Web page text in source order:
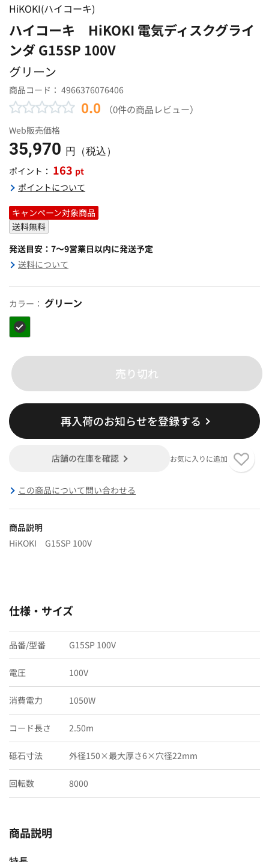
HiKOKI(ハイコーキ)
ハイコーキ HiKOKI 電気ディスクグライ
ンダ G15SP 100V
グリーン
商品コード： 4966376076406
0.0 （0件の商品レビュー）
Web販売価格
35,970 円（税込）
ポイント： 163 pt
ポイントについて
キャンペーン対象商品
送料無料
発送目安：7～9営業日以内に発送予定
送料について
カラー： グリーン
売り切れ
再入荷のお知らせを登録する
店舗の在庫を確認 お気に入りに追加
この商品について問い合わせる
商品説明
HiKOKI G15SP 100V
仕様・サイズ
品番/型番 G15SP 100V
電圧 100V
消費電力 1050W
コード長さ 2.50m
砥石寸法 外径150×最大厚さ6×穴径22mm
回転数 8000
商品説明